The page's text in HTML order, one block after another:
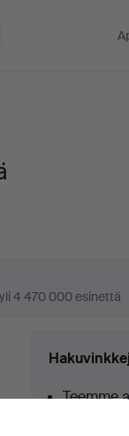
4 470 000 esinettä
Teemme
osilla.